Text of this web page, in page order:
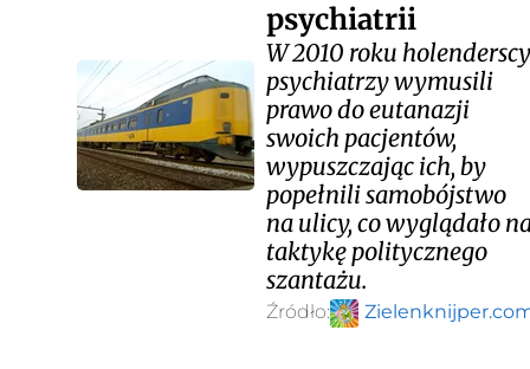
psychiatrii
W 2010 roku holenderscy
psychiatrzy wymusili
prawo do eutanazji
swoich pacjentów,
wypuszczając ich, by
popełnili samobójstwo
na ulicy, co wyglądało
taktykę politycznego
szantażu.
Źródło: